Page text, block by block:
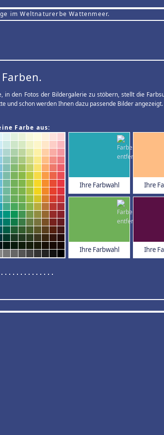
im Weltnaturerbe Wattenmeer.
in den Fotos der Bildergalerie zu stöbern, stellt die
und schon werden Ihnen dazu passende Bilder angezeigt.
Farbe aus:
Ihre Farbwahl Ihre
Ihre Farbwahl Ihre